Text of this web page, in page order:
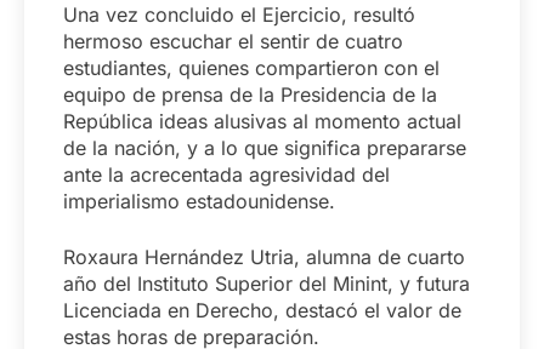
Una vez concluido el Ejercicio, resultó
hermoso escuchar el sentir de cuatro
estudiantes, quienes compartieron con el
equipo de prensa de la Presidencia de la
República ideas alusivas al momento actual
de la nación, y a lo que significa prepararse
ante la acrecentada agresividad del
imperialismo estadounidense.
Roxaura Hernández Utria, alumna de cuarto
año del Instituto Superior del Minint, y futura
Licenciada en Derecho, destacó el valor de
estas horas de preparación.